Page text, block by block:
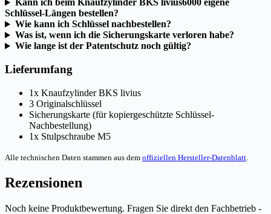
Kann ich beim Knaufzylinder BKS livius6000 eigene
Schlüssel-Längen bestellen?
Wie kann ich Schlüssel nachbestellen?
Was ist, wenn ich die Sicherungskarte verloren habe?
Wie lange ist der Patentschutz noch gültig?
Lieferumfang
1x Knaufzylinder BKS livius
3 Originalschlüssel
Sicherungskarte (für kopiergeschützte Schlüssel-
Nachbestellung)
1x Stulpschraube M5
Alle technischen Daten stammen aus dem offiziellen Hersteller-Datenblatt
Rezensionen
Noch keine Produktbewertung. Fragen Sie direkt den Fachbetrieb -